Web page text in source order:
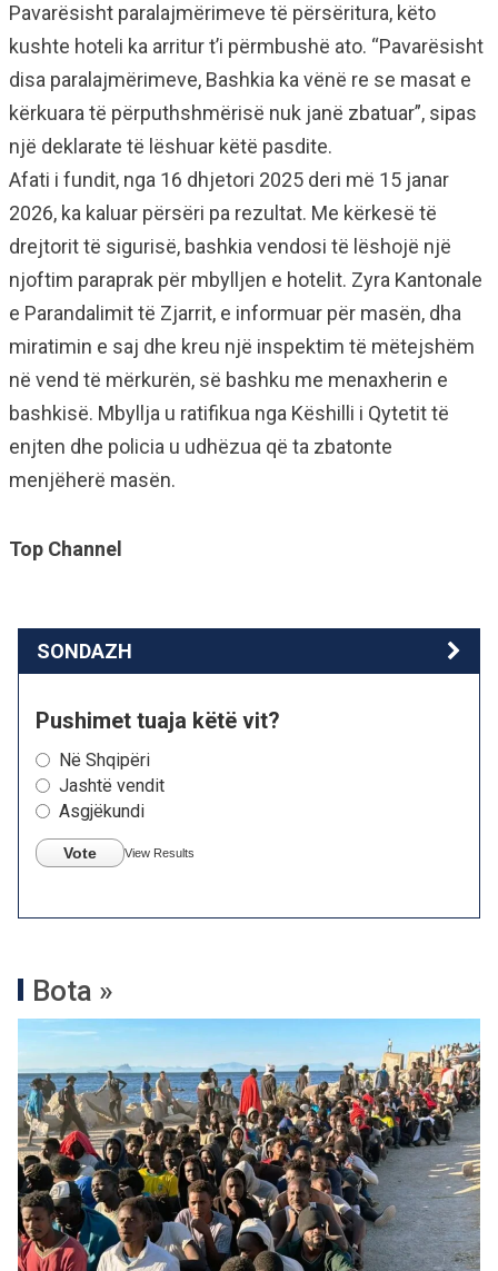
Pavarësisht paralajmërimeve të përsëritura, këto
kushte hoteli ka arritur t’i përmbushë ato. “Pavarësisht
disa paralajmërimeve, Bashkia ka vënë re se masat e
kërkuara të përputhshmërisë nuk janë zbatuar”, sipas
një deklarate të lëshuar këtë pasdite.
Afati i fundit, nga 16 dhjetori 2025 deri më 15 janar
2026, ka kaluar përsëri pa rezultat. Me kërkesë të
drejtorit të sigurisë, bashkia vendosi të lëshojë një
njoftim paraprak për mbylljen e hotelit. Zyra Kantonale
e Parandalimit të Zjarrit, e informuar për masën, dha
miratimin e saj dhe kreu një inspektim të mëtejshëm
në vend të mërkurën, së bashku me menaxherin e
bashkisë. Mbyllja u ratifikua nga Këshilli i Qytetit të
enjten dhe policia u udhëzua që ta zbatonte
menjëherë masën.
Top Channel
SONDAZH
Pushimet tuaja këtë vit?
Në Shqipëri
Jashtë vendit
Asgjëkundi
Vote View Results
Bota »